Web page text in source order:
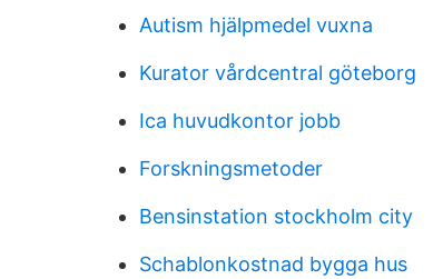
Autism hjälpmedel vuxna
Kurator vårdcentral göteborg
Ica huvudkontor jobb
Forskningsmetoder
Bensinstation stockholm city
Schablonkostnad bygga hus